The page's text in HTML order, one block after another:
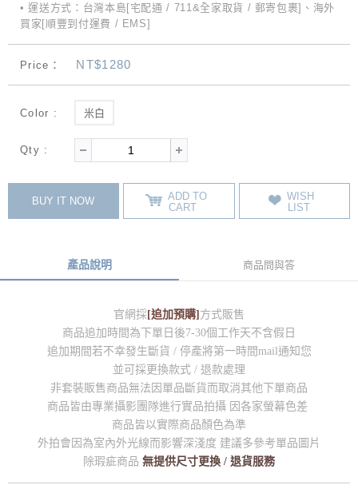
• 運送方式：台灣本島[宅配通 / 711&全家取貨 / 郵寄包裹]、海外
買家[順豐到付運費 / EMS]
Price： NT$1280
Color : 米白
Qty :
BUY IT NOW
ADD TO
CART
WISH
LIST
產品說明 商品問與答
官網採 [追加預購] 方式販售
商品追加時間為下單日後7-30個工作天不含假日
追加期間若不幸發生斷貨 / 停產將第一時間mail通知您
並可採更換款式 / 退款處理
非套裝販售商品無法因單品斷貨而取消其他下單商品
商品皆由專業攝影團隊進行實品拍攝 因各家螢幕色差
商品皆以實際商品顏色為準
外拍會因為室內外光線而影響深淺度 建議多參考單品圖片
除瑕疵商品 無提供尺寸更換 / 退貨服務